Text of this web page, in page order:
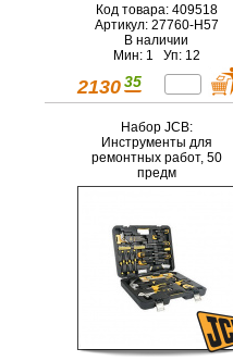
Код товара: 409518
Артикул: 27760-H57
В наличии
Мин: 1 Уп: 12
2130 35
Набор JCB:
Инструменты для
ремонтных работ, 50
предм